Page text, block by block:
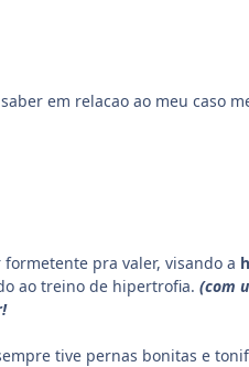
em relacao ao meu caso
pra valer, visando a
ao treino de hipertrofia. (com
tive pernas bonitas e